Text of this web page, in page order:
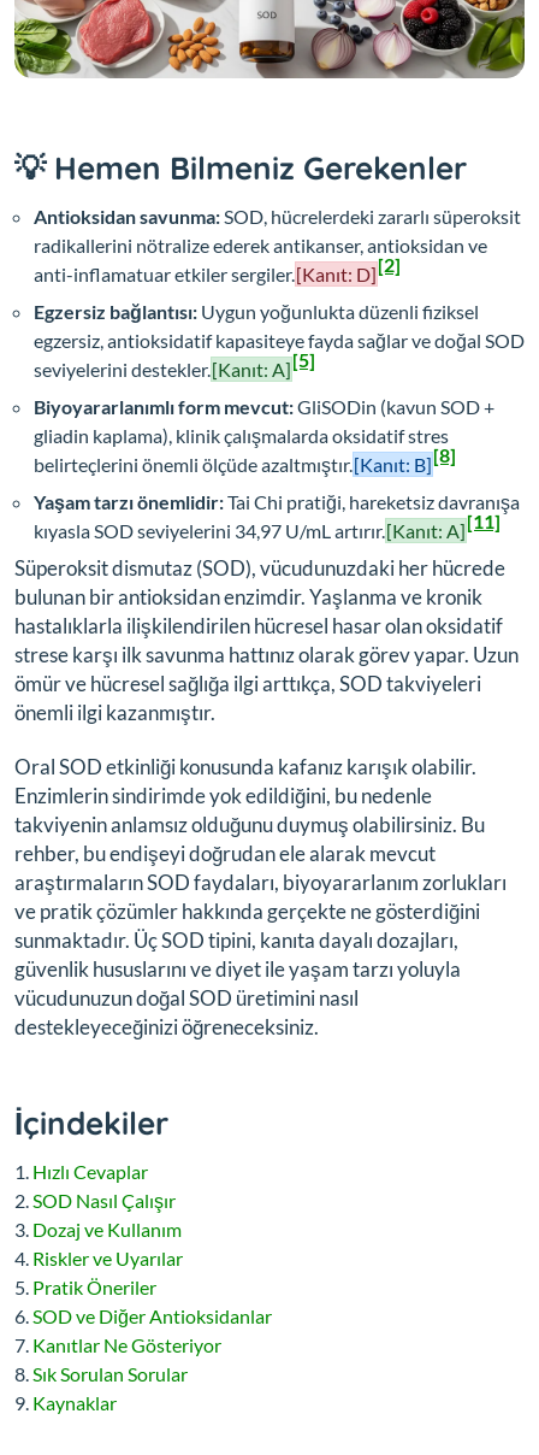
💡 Hemen Bilmeniz Gerekenler
Antioksidan savunma:SOD, hücrelerdeki zararlı süperoksit
radikallerini nötralize ederek antikanser, antioksidan ve
anti-inflamatuar etkiler sergiler.[Kanıt: D][2]
Egzersiz bağlantısı: Uygun yoğunlukta düzenli fiziksel
egzersiz, antioksidatif kapasiteye fayda sağlar ve doğal SOD
seviyelerini destekler.[Kanıt: A][5]
Biyoyararlanımlı form mevcut:GliSODin (kavun SOD +
gliadin kaplama), klinik çalışmalarda oksidatif stres
belirteçlerini önemli ölçüde azaltmıştır.[Kanıt: B][8]
Yaşam tarzı önemlidir:Tai Chi pratiği, hareketsiz davranışa
kıyasla SOD seviyelerini 34,97 U/mL artırır.[Kanıt: A][11]
Süperoksit dismutaz (SOD), vücudunuzdaki her hücrede
bulunan bir antioksidan enzimdir. Yaşlanma ve kronik
hastalıklarla ilişkilendirilen hücresel hasar olan oksidatif
strese karşı ilk savunma hattınız olarak görev yapar. Uzun
ömür ve hücresel sağlığa ilgi arttıkça, SOD takviyeleri
önemli ilgi kazanmıştır.
Oral SOD etkinliği konusunda kafanız karışık olabilir.
Enzimlerin sindirimde yok edildiğini, bu nedenle
takviyenin anlamsız olduğunu duymuş olabilirsiniz. Bu
rehber, bu endişeyi doğrudan ele alarak mevcut
araştırmaların SOD faydaları, biyoyararlanım zorlukları
ve pratik çözümler hakkında gerçekte ne gösterdiğini
sunmaktadır. Üç SOD tipini, kanıta dayalı dozajları,
güvenlik hususlarını ve diyet ile yaşam tarzı yoluyla
vücudunuzun doğal SOD üretimini nasıl
destekleyeceğinizi öğreneceksiniz.
İçindekiler
Hızlı Cevaplar
SOD Nasıl Çalışır
Dozaj ve Kullanım
Riskler ve Uyarılar
Pratik Öneriler
SOD ve Diğer Antioksidanlar
Kanıtlar Ne Gösteriyor
Sık Sorulan Sorular
Kaynaklar